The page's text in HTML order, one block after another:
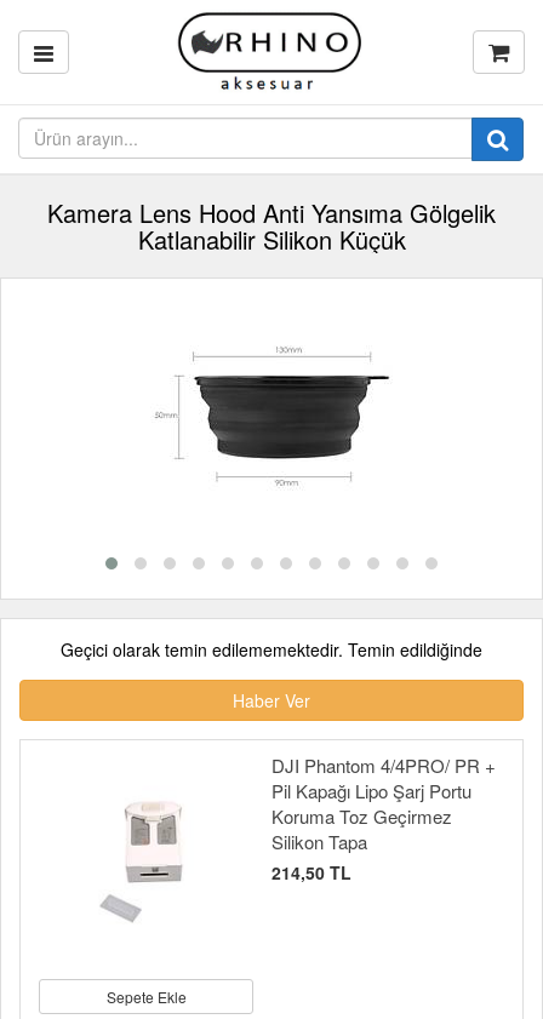
Kamera Lens Hood Anti Yansıma Gölgelik
Katlanabilir Silikon Küçük
Geçici olarak temin edilememektedir. Temin edildiğinde
Haber Ver
Sepete Ekle
DJI Phantom 4/4PRO/ PR +
Pil Kapağı Lipo Şarj Portu
Koruma Toz Geçirmez
Silikon Tapa
214,50 TL